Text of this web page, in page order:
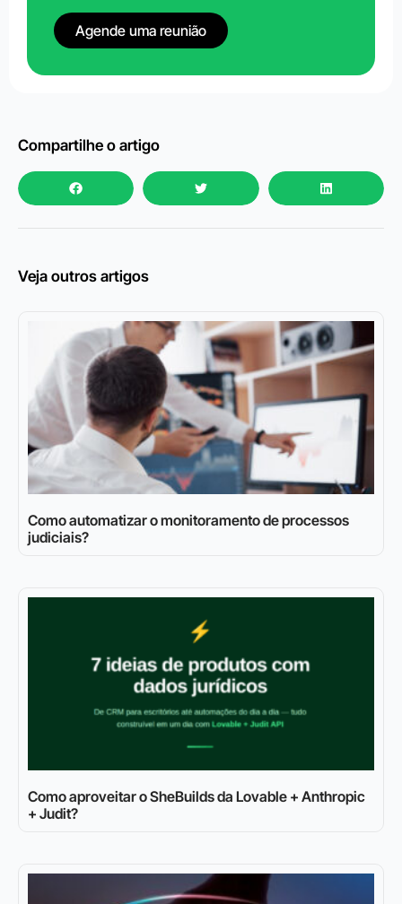
Agende uma reunião
Compartilhe o artigo
Veja outros artigos
Como automatizar o monitoramento de processos
judiciais?
Como aproveitar o SheBuilds da Lovable + Anthropic
+ Judit?